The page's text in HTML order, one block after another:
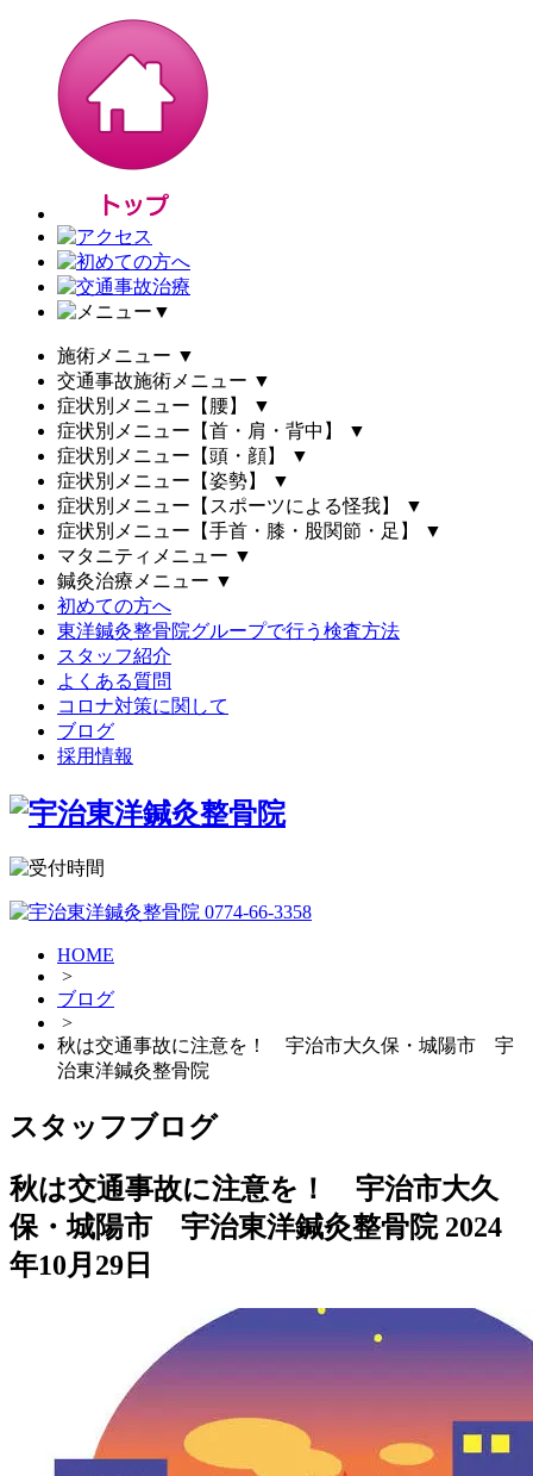
▼
施術メニュー ▼
交通事故施術メニュー ▼
症状別メニュー【腰】
▼
症状別メニュー【首・肩・背中】
▼
症状別メニュー【頭・顔】
▼
症状別メニュー【姿勢】
▼
症状別メニュー【スポーツによる怪我】
▼
症状別メニュー【手首・膝・股関節・足】
▼
マタニティメニュー ▼
鍼灸治療メニュー ▼
初めての方へ
東洋鍼灸整骨院グループで行う検査方法
スタッフ紹介
よくある質問
コロナ対策に関して
ブログ
採用情報
HOME
>
ブログ
>
秋は交通事故に注意を！ 宇治市大久保・城陽市 宇
治東洋鍼灸整骨院
スタッフブログ
秋は交通事故に注意を！ 宇治市大久
保・城陽市 宇治東洋鍼灸整骨院 2024
年10月29日